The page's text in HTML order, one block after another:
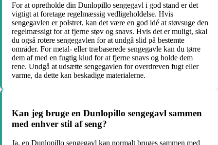
For at opretholde din Dunlopillo sengegavl i god stand er det
vigtigt at foretage regelmæssig vedligeholdelse. Hvis
sengegavlen er polstret, kan det være en god idé at støvsuge den
regelmæssigt for at fjerne støv og snavs. Hvis det er muligt, skal
du også rotere sengegavlen for at undgå slid på bestemte
områder. For metal- eller træbaserede sengegavle kan du tørre
dem af med en fugtig klud for at fjerne snavs og holde dem
rene. Undgå at udsætte sengegavlen for overdreven fugt eller
varme, da dette kan beskadige materialerne.
Kan jeg bruge en Dunlopillo sengegavl sammen
med enhver stil af seng?
Ja, en Dunlopillo sengegavl kan normalt bruges sammen med